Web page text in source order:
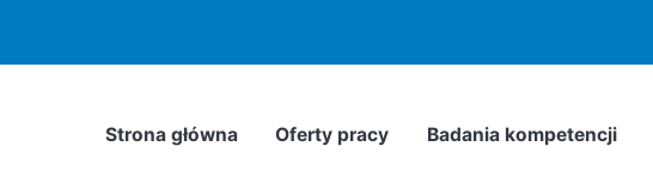
Strona główna Oferty pracy Badania kompetencji